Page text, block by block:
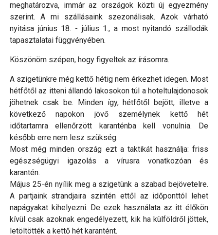
meghatározva, immár az országok közti új egyezmény
szerint. A mi szállásaink szezonálisak. Azok várható
nyitása június 18. - július 1., a most nyitandó szállodák
tapasztalatai függvényében.
Köszönöm szépen, hogy figyeltek az írásomra.
A szigetünkre még kettő hétig nem érkezhet idegen. Most
hétfőtől az itteni állandó lakosokon túl a hoteltulajdonosok
jöhetnek csak be. Minden így, hétfőtől bejött, illetve a
következő napokon jövő személynek kettő hét
időtartamra ellenőrzött karanténba kell vonulnia. De
később erre nem lesz szükség.
Most még minden ország ezt a taktikát használja: friss
egészségügyi igazolás a vírusra vonatkozóan és
karantén.
Május 25-én nyílik meg a szigetünk a szabad bejövetelre.
A partjaink strandjaira szintén ettől az időponttól lehet
napágyakat kihelyezni. De ezek használata az itt élőkön
kívül csak azoknak engedélyezett, kik ha külföldről jöttek,
letöltötték a kettő hét karantént.